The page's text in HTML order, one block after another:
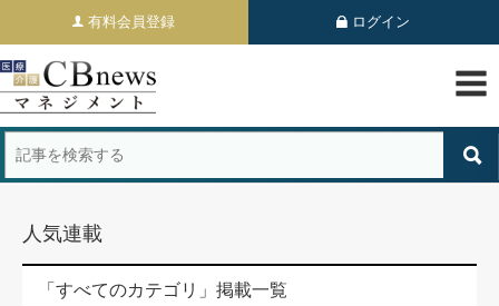
有料会員登録 ログイン
人気連載
「すべてのカテゴリ」掲載一覧